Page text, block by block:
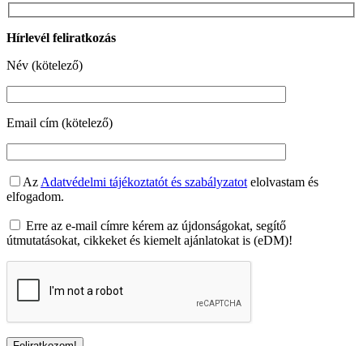
Hírlevél feliratkozás
Név (kötelező)
Email cím (kötelező)
Az Adatvédelmi tájékoztatót és szabályzatot elolvastam és
elfogadom.
Erre az e-mail címre kérem az újdonságokat, segítő
útmutatásokat, cikkeket és kiemelt ajánlatokat is (eDM)!